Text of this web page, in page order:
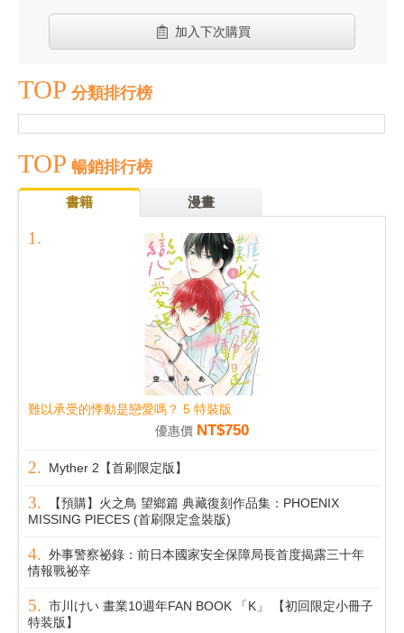
加入下次購買
TOP 分類排行榜
TOP 暢銷排行榜
書籍 漫畫
難以承受的悸動是戀愛嗎？ 5 特裝版
優惠價 NT$750
Myther 2【首刷限定版】
【預購】火之鳥 望鄉篇 典藏復刻作品集：PHOENIX
MISSING PIECES (首刷限定盒裝版)
外事警察祕錄：前日本國家安全保障局長首度揭露三十年
情報戰祕辛
市川けい 畫業10週年FAN BOOK 「K」 【初回限定小冊子
特装版】